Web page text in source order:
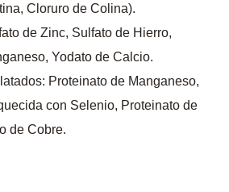
Cloruro de Colina).
de Zinc, Sulfato de Hierro,
Yodato de Calcio.
Proteinato de Manganeso,
con Selenio, Proteinato de
de Cobre.